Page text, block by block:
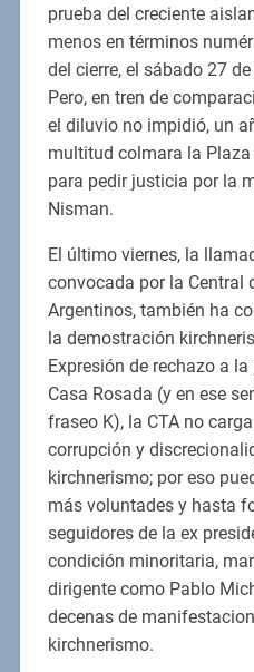
prueba del creciente
menos en términos
del cierre, el sábado 27
Pero, en tren de
el diluvio no impidió, un
multitud colmara la
para pedir justicia por la
Nisman.
El último viernes, la
convocada por la Central
Argentinos, también ha
la demostración
Expresión de rechazo a
Casa Rosada (y en ese
fraseo K), la CTA no
corrupción y
kirchnerismo; por eso
más voluntades y hasta
seguidores de la ex
condición minoritaria,
dirigente como Pablo
decenas de
kirchnerismo.